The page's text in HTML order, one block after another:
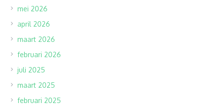
mei 2026
april 2026
maart 2026
februari 2026
juli 2025
maart 2025
februari 2025